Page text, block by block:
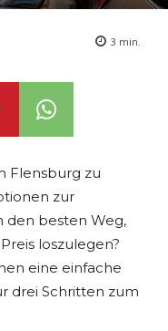
3 min.
Flensburg zu
zur
den besten Weg,
loszulegen?
eine einfache
drei Schritten zum